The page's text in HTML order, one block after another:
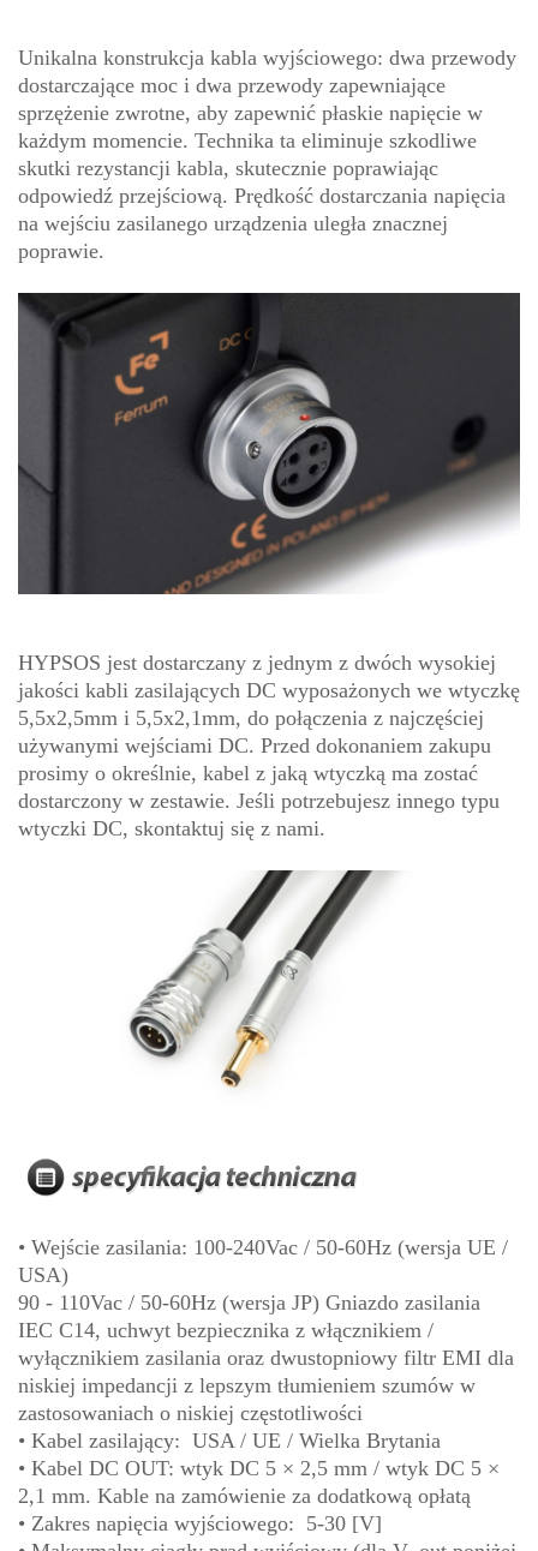
Unikalna konstrukcja kabla wyjściowego: dwa przewody
dostarczające moc i dwa przewody zapewniające
sprzężenie zwrotne, aby zapewnić płaskie napięcie w
każdym momencie. Technika ta eliminuje szkodliwe
skutki rezystancji kabla, skutecznie poprawiając
odpowiedź przejściową. Prędkość dostarczania napięcia
na wejściu zasilanego urządzenia uległa znacznej
poprawie.
HYPSOS jest dostarczany z jednym z dwóch wysokiej
jakości kabli zasilających DC wyposażonych we wtyczkę
5,5x2,5mm i 5,5x2,1mm, do połączenia z najczęściej
używanymi wejściami DC. Przed dokonaniem zakupu
prosimy o określnie, kabel z jaką wtyczką ma zostać
dostarczony w zestawie. Jeśli potrzebujesz innego typu
wtyczki DC, skontaktuj się z nami.
• Wejście zasilania: 100-240Vac / 50-60Hz (wersja UE /
USA)
90 - 110Vac / 50-60Hz (wersja JP) Gniazdo zasilania
IEC C14, uchwyt bezpiecznika z włącznikiem /
wyłącznikiem zasilania oraz dwustopniowy filtr EMI dla
niskiej impedancji z lepszym tłumieniem szumów w
zastosowaniach o niskiej częstotliwości
• Kabel zasilający: USA / UE / Wielka Brytania
• Kabel DC OUT: wtyk DC 5 × 2,5 mm / wtyk DC 5 ×
2,1 mm. Kable na zamówienie za dodatkową opłatą
• Zakres napięcia wyjściowego: 5-30 [V]